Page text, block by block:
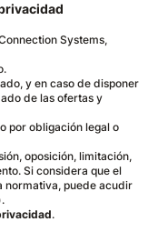
Systems,
y en caso de disponer
de las ofertas y
por obligación legal o
oposición, limitación,
Si considera que el
normativa, puede acudir
.